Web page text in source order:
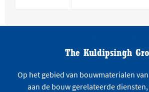
The Kuldipsingh
Op het gebied van bouwmaterialen
aan de bouw gerelateerde